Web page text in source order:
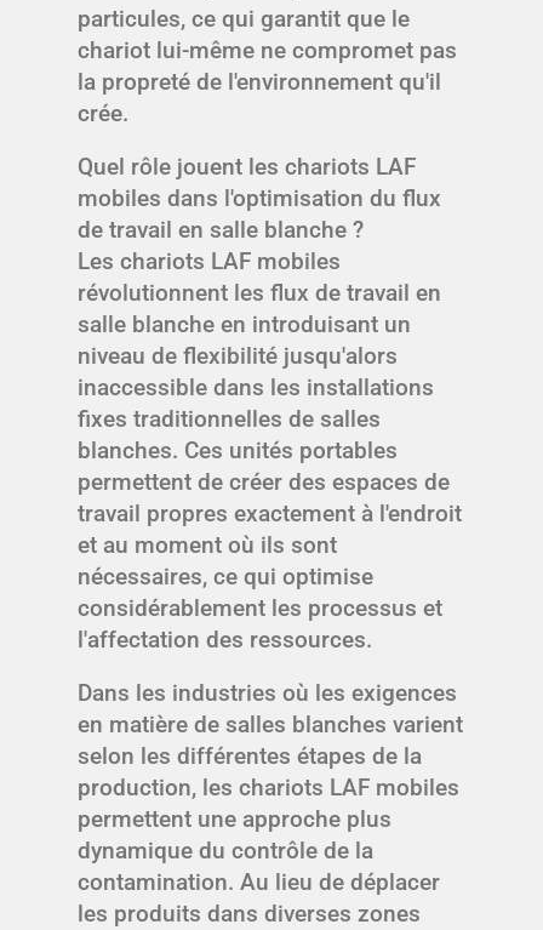
particules, ce qui garantit que le
chariot lui-même ne compromet pas
la propreté de l'environnement qu'il
crée.
Quel rôle jouent les chariots LAF
mobiles dans l'optimisation du flux
de travail en salle blanche ?
Les chariots LAF mobiles
révolutionnent les flux de travail en
salle blanche en introduisant un
niveau de flexibilité jusqu'alors
inaccessible dans les installations
fixes traditionnelles de salles
blanches. Ces unités portables
permettent de créer des espaces de
travail propres exactement à l'endroit
et au moment où ils sont
nécessaires, ce qui optimise
considérablement les processus et
l'affectation des ressources.
Dans les industries où les exigences
en matière de salles blanches varient
selon les différentes étapes de la
production, les chariots LAF mobiles
permettent une approche plus
dynamique du contrôle de la
contamination. Au lieu de déplacer
les produits dans diverses zones